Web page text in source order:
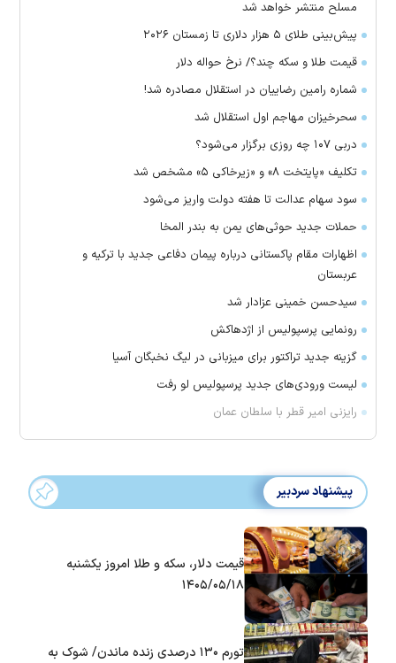
مسلح منتشر خواهد شد
پیش‌بینی طلای ۵ هزار دلاری تا زمستان ۲۰۲۶
قیمت طلا و سکه چند؟/ نرخ حواله دلار
شماره رامین رضاییان در استقلال مصادره شد!
سحرخیزان مهاجم اول استقلال شد
دربی ۱۰۷ چه روزی برگزار می‌شود؟
تکلیف «پایتخت ۸» و «زیرخاکی ۵» مشخص شد
سود سهام عدالت تا هفته دولت واریز می‌شود
حملات جدید حوثی‌های یمن به بندر المخا
اظهارات مقام پاکستانی درباره پیمان دفاعی جدید با ترکیه و
عربستان
سیدحسن خمینی عزادار شد
رونمایی پرسپولیس از اژدهاکش
گزینه جدید تراکتور برای میزبانی در لیگ نخبگان آسیا
لیست ورودی‌های جدید پرسپولیس لو رفت
رایزنی امیر قطر با سلطان عمان
پیشنهاد سردبیر
قیمت دلار، سکه و طلا امروز یکشنبه
۱۴۰۵/۰۵/۱۸
تورم ۱۳۰ درصدی زنده ماندن/ شوک به